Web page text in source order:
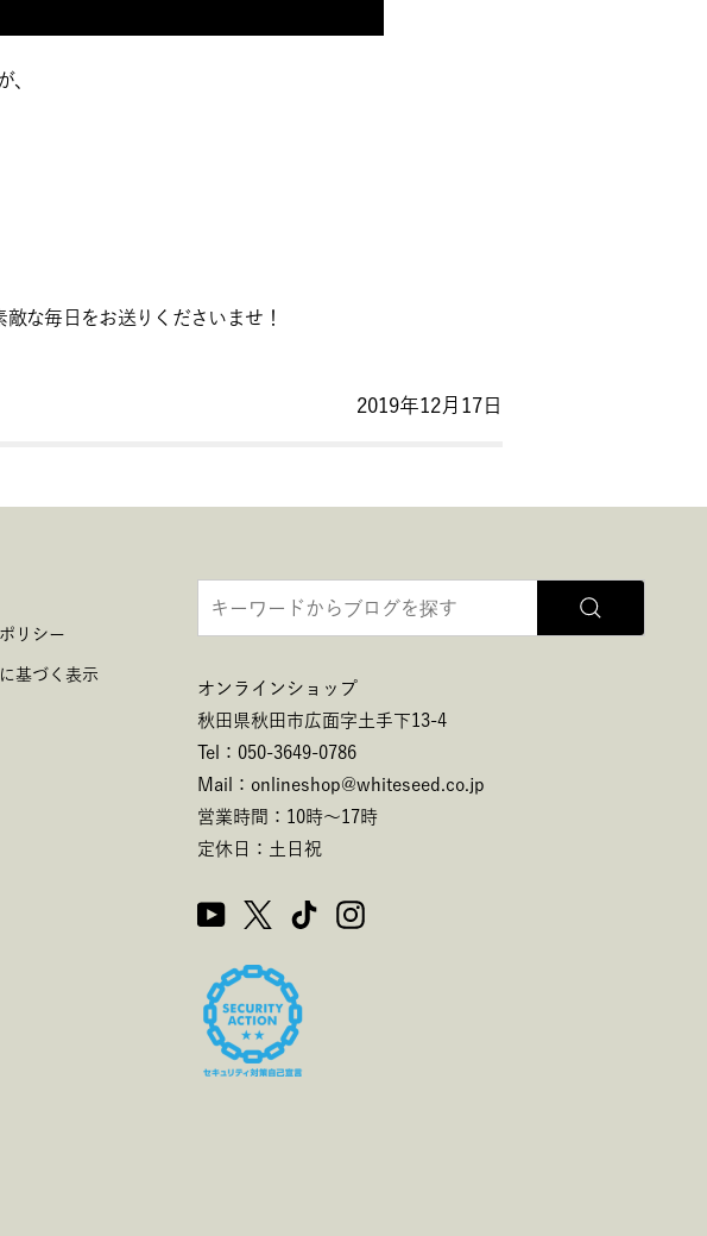
、
な毎日をお送りくださいませ！
2019年12月17日
リシー
基づく表示
オンラインショップ
秋田県秋田市広面字土手下13-4
Tel：050-3649-0786
Mail：onlineshop@whiteseed.co.jp
営業時間：10時～17時
定休日：土日祝